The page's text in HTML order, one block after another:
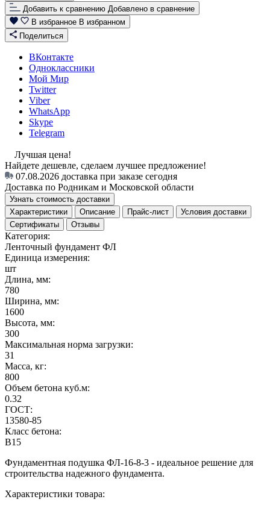
Добавить к сравнению Добавлено в сравнение
В избранное В избранном
Поделиться
ВКонтакте
Одноклассники
Мой Мир
Twitter
Viber
WhatsApp
Skype
Telegram
Лучшая цена!
Найдете дешевле, сделаем лучшее предложение!
07.08.2026 доставка при заказе сегодня
Доставка по Родникам и Московской области
Узнать стоимость доставки
Характеристики
Описание Прайс-лист
Условия доставки
Сертификаты
Отзывы
Категория:
Ленточный фундамент ФЛ
Единица измерения:
шт
Длина, мм:
780
Ширина, мм:
1600
Высота, мм:
300
Максимальная норма загрузки:
31
Масса, кг:
800
Объем бетона куб.м:
0.32
ГОСТ:
13580-85
Класс бетона:
В15
Фундаментная подушка ФЛ-16-8-3 - идеальное решение для
строительства надежного фундамента.
Характеристики товара: